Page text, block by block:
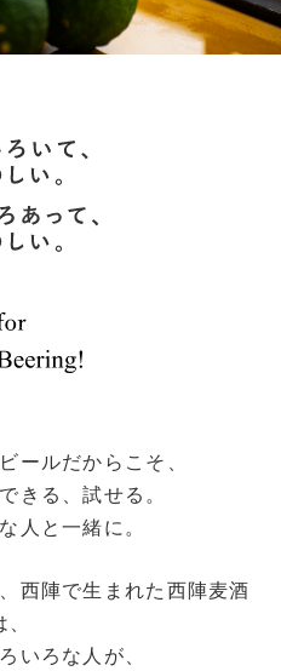
ールだからこそ、
きる、試せる。
人と一緒に。
西陣で生まれた西陣麦酒
、
いろな人が、